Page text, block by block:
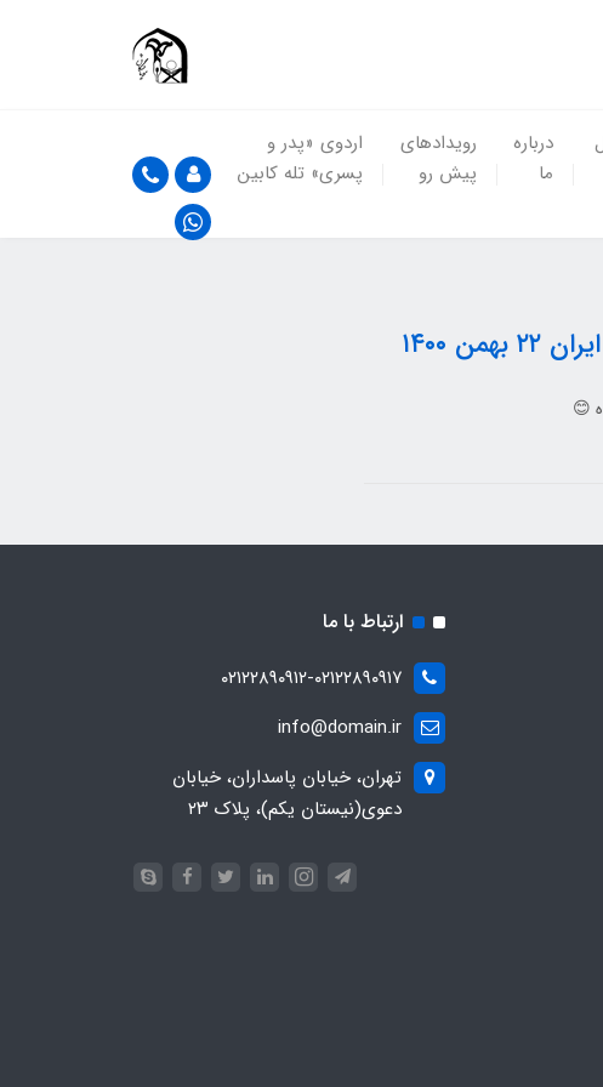
درباره
ما
رویدادهای
پیش رو
اردوی «پدر و
پسری» تله کابین
۱۴۰۰
ارتباط با ما
۰۲۱۲۲۸۹۰۹۱۲-۰۲۱۲۲۸۹۰۹۱۷
info@domain.ir
تهران، خیابان پاسداران، خیابان
دعوی(نیستان یکم)، پلاک ۲۳